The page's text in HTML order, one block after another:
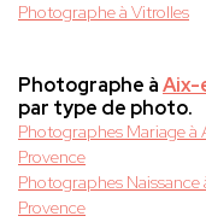
Photographe à Vitrolles
Photographe àAix-
par type de photo.
Photographes Mariage à
Provence
Photographes Naissance
Provence